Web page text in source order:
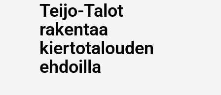
Teijo-Talot
rakentaa
kiertotalouden
ehdoilla